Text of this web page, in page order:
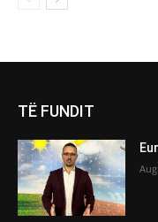
TË FUNDIT